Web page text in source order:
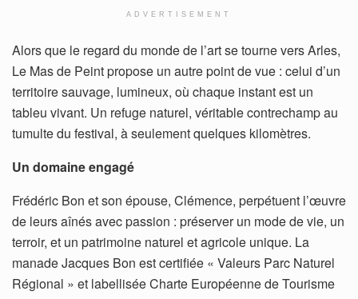
ADVERTISEMENT
Alors que le regard du monde de l’art se tourne vers Arles,
Le Mas de Peint propose un autre point de vue : celui d’un
territoire sauvage, lumineux, où chaque instant est un
tableu vivant. Un refuge naturel, véritable contrechamp au
tumulte du festival, à seulement quelques kilomètres.
Un domaine engagé
Frédéric Bon et son épouse, Clémence, perpétuent l’œuvre
de leurs aînés avec passion : préserver un mode de vie, un
terroir, et un patrimoine naturel et agricole unique. La
manade Jacques Bon est certifiée « Valeurs Parc Naturel
Régional » et labellisée Charte Européenne de Tourisme